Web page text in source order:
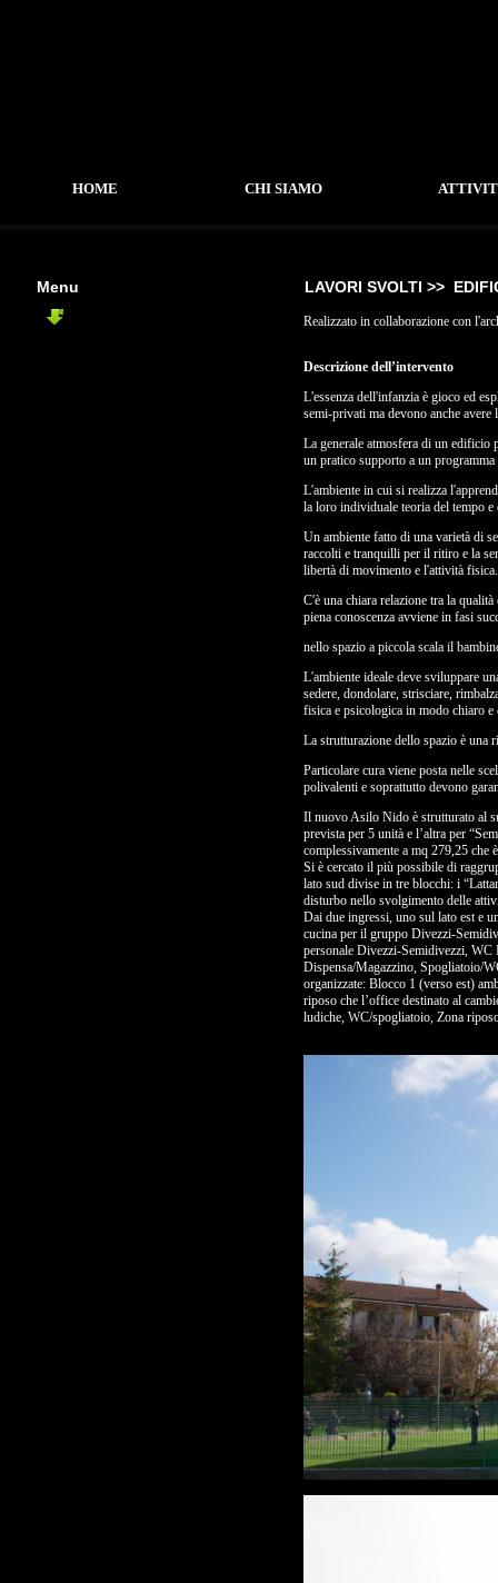
Menu LAVORI SVOLTI >>
Realizzato in collaborazione con
Descrizione dell’intervento
L'essenza dell'infanzia è gioco ed
semi-privati ma devono anche
La generale atmosfera di un edificio
un pratico supporto a un
L'ambiente in cui si realizza
la loro individuale teoria del tempo
Un ambiente fatto di una varietà di
raccolti e tranquilli per il ritiro e la
libertà di movimento e l'attività fisica.
C'è una chiara relazione tra la
piena conoscenza avviene in fasi
nello spazio a piccola scala il
L'ambiente ideale deve sviluppare
sedere, dondolare, strisciare,
fisica e psicologica in modo chiaro
La strutturazione dello spazio è una
Particolare cura viene posta nelle
polivalenti e soprattutto devono
Il nuovo Asilo Nido è strutturato al
prevista per 5 unità e l’altra per
complessivamente a mq 279,25
Si è cercato il più possibile di
lato sud divise in tre blocchi: i
disturbo nello svolgimento delle
Dai due ingressi, uno sul lato est e
cucina per il gruppo Divezzi-
personale Divezzi-Semidivezzi,
Dispensa/Magazzino, Spogliatoio/
organizzate: Blocco 1 (verso est)
riposo che l’office destinato al
ludiche, WC/spogliatoio, Zona
HOME CHI SIAMO